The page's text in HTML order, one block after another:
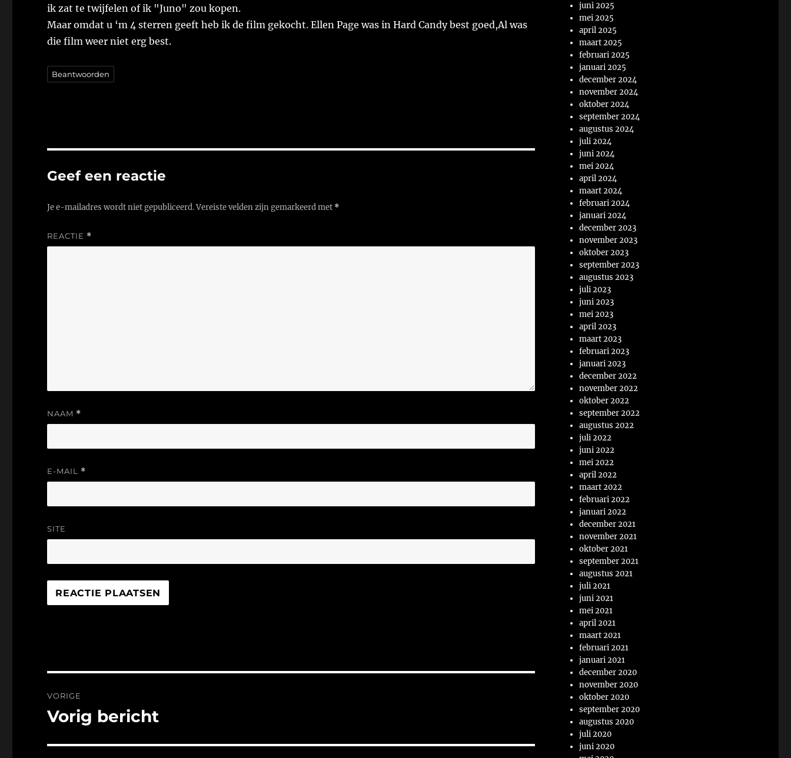
ik zat te twijfelen of ik "Juno" zou kopen.
Maar omdat u ‘m 4 sterren geeft heb ik de film gekocht. Ellen Page was in Hard Candy best goed,Al was
die film weer niet erg best.
Beantwoorden
Geef een reactie
Je e-mailadres wordt niet gepubliceerd.Vereiste velden zijn gemarkeerd met *
REACTIE *
NAAM *
E-MAIL *
SITE
navigatie
VORIGE
Vorig
Vorig bericht
juni 2025
mei 2025
april 2025
maart 2025
februari 2025
januari 2025
december 2024
november 2024
oktober 2024
september 2024
augustus 2024
juli 2024
juni 2024
mei 2024
april 2024
maart 2024
februari 2024
januari 2024
december 2023
november 2023
oktober 2023
september 2023
augustus 2023
juli 2023
juni 2023
mei 2023
april 2023
maart 2023
februari 2023
januari 2023
december 2022
november 2022
oktober 2022
september 2022
augustus 2022
juli 2022
juni 2022
mei 2022
april 2022
maart 2022
februari 2022
januari 2022
december 2021
november 2021
oktober 2021
september 2021
augustus 2021
juli 2021
juni 2021
mei 2021
april 2021
maart 2021
februari 2021
januari 2021
december 2020
november 2020
oktober 2020
september 2020
augustus 2020
juli 2020
juni 2020